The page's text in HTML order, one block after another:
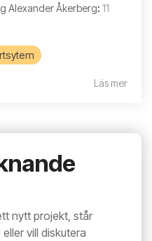
Alexander Åkerberg: 11
Läs mer
nytt projekt, står
vill diskutera